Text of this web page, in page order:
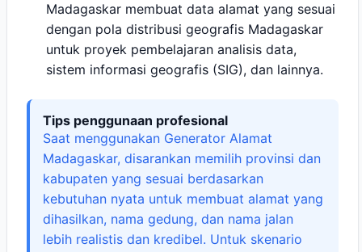
Madagaskar membuat data alamat yang sesuai
dengan pola distribusi geografis Madagaskar
untuk proyek pembelajaran analisis data,
sistem informasi geografis (SIG), dan lainnya.
Tips penggunaan profesional
Saat menggunakan Generator Alamat
Madagaskar, disarankan memilih provinsi dan
kabupaten yang sesuai berdasarkan
kebutuhan nyata untuk membuat alamat yang
dihasilkan, nama gedung, dan nama jalan
lebih realistis dan kredibel. Untuk skenario